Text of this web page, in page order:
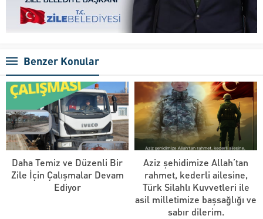
Benzer Konular
Daha Temiz ve Düzenli Bir
Zile İçin Çalışmalar Devam
Ediyor
Aziz şehidimize Allah’tan
rahmet, kederli ailesine,
Türk Silahlı Kuvvetleri ile
asil milletimize başsağlığı ve
sabır dilerim.